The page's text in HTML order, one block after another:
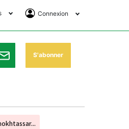
Connexion
Se Connecter
AbonnementS'abonner